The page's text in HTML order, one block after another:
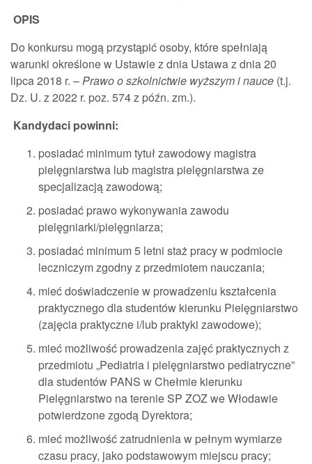
OPIS
Do konkursu mogą przystąpić osoby, które spełniają
warunki określone w Ustawie z dnia Ustawa z dnia 20
lipca 2018 r. –Prawo o szkolnictwie wyższym i nauce (t.j.
Dz. U. z 2022 r. poz. 574 z późn. zm.).
Kandydaci powinni:
posiadać minimum tytuł zawodowy magistra
pielęgniarstwa lub magistra pielęgniarstwa ze
specjalizacją zawodową;
posiadać prawo wykonywania zawodu
pielęgniarki/pielęgniarza;
posiadać minimum 5 letni staż pracy w podmiocie
leczniczym zgodny z przedmiotem nauczania;
mieć doświadczenie w prowadzeniu kształcenia
praktycznego dla studentów kierunku Pielęgniarstwo
(zajęcia praktyczne i/lub praktyki zawodowe);
mieć możliwość prowadzenia zajęć praktycznych z
przedmiotu „Pediatria i pielęgniarstwo pediatryczne”
dla studentów PANS w Chełmie kierunku
Pielęgniarstwo na terenie SP ZOZ we Włodawie
potwierdzone zgodą Dyrektora;
mieć możliwość zatrudnienia w pełnym wymiarze
czasu pracy, jako podstawowym miejscu pracy;